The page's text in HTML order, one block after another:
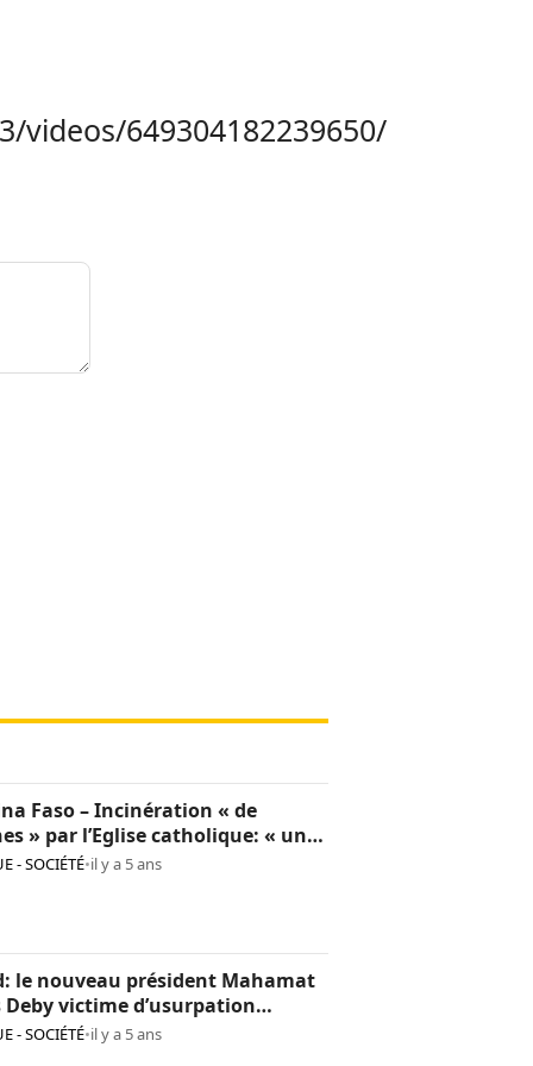
videos/649304182239650/
Faso – Incinération « de
» par l’Eglise catholique: « une
culturelle et une provocation
- SOCIÉTÉ•il y a 5 ans
le nouveau président Mahamat
Deby victime d’usurpation
- SOCIÉTÉ•il y a 5 ans